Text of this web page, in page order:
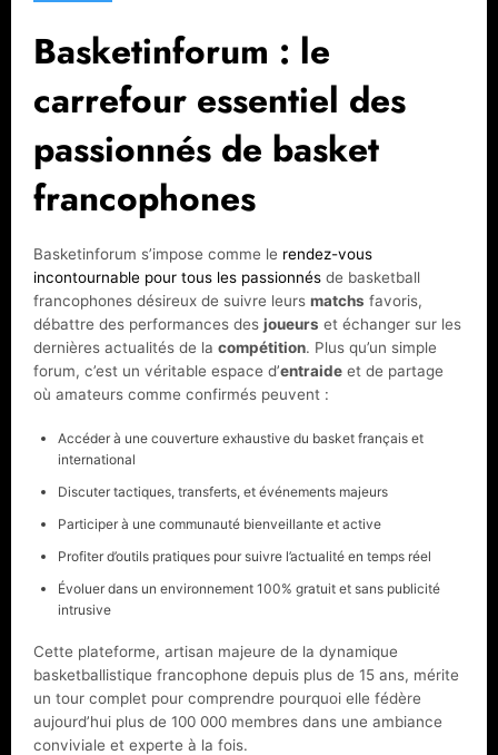
Basketinforum : le
carrefour essentiel des
passionnés de basket
francophones
Basketinforum s’impose comme le rendez-vous
incontournable pour tous les passionnés de basketball
francophones désireux de suivre leurs matchs favoris,
débattre des performances des joueurs et échanger sur les
dernières actualités de la compétition. Plus qu’un simple
forum, c’est un véritable espace d’entraide et de partage
où amateurs comme confirmés peuvent :
Accéder à une couverture exhaustive du basket français et
international
Discuter tactiques, transferts, et événements majeurs
Participer à une communauté bienveillante et active
Profiter d’outils pratiques pour suivre l’actualité en temps réel
Évoluer dans un environnement 100% gratuit et sans publicité
intrusive
Cette plateforme, artisan majeure de la dynamique
basketballistique francophone depuis plus de 15 ans, mérite
un tour complet pour comprendre pourquoi elle fédère
aujourd’hui plus de 100 000 membres dans une ambiance
conviviale et experte à la fois.